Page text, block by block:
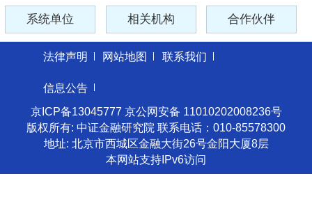
系统单位 相关机构 合作伙伴
法律声明 网站地图 联系我们
信息公告
京ICP备13045777 京公网安备 11010202008236号
版权所有: 中证金融研究院 联系电话：010-85578300
地址: 北京市西城区金融大街26号金阳大厦8层
本网站支持IPv6访问